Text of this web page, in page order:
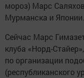
мороз) Марс
Мурманска и Японии.
Сейчас Марс
клуба «Норд-
по организации
(республиканского